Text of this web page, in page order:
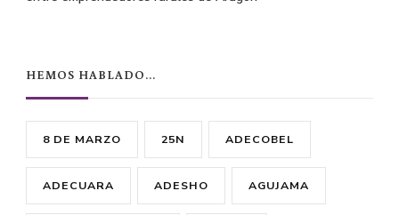
HEMOS HABLADO…
8 DE MARZO 25N ADECOBEL
ADECUARA ADESHO AGUJAMA